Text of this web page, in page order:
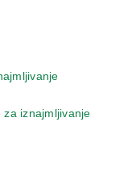
za iznajmljivanje